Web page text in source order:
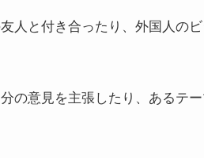
人と付き合ったり、外国人の
の意見を主張したり、あるテ